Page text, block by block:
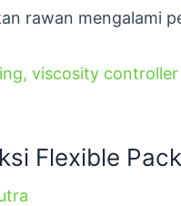
rawan mengalami
, viscosity controller
Flexible